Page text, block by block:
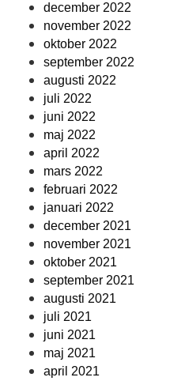
december 2022
november 2022
oktober 2022
september 2022
augusti 2022
juli 2022
juni 2022
maj 2022
april 2022
mars 2022
februari 2022
januari 2022
december 2021
november 2021
oktober 2021
september 2021
augusti 2021
juli 2021
juni 2021
maj 2021
april 2021